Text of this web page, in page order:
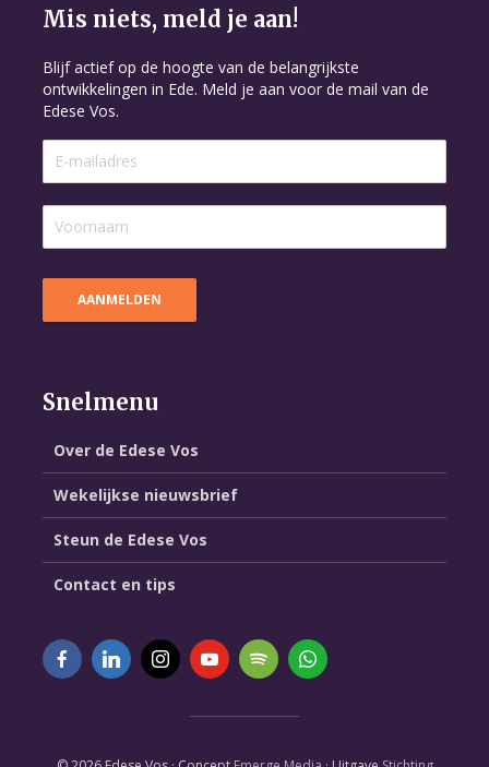
Mis niets, meld je aan!
Blijf actief op de hoogte van de belangrijkste
ontwikkelingen in Ede. Meld je aan voor de mail van de
Edese Vos.
Snelmenu
Over de Edese Vos
Wekelijkse nieuwsbrief
Steun de Edese Vos
Contact en tips